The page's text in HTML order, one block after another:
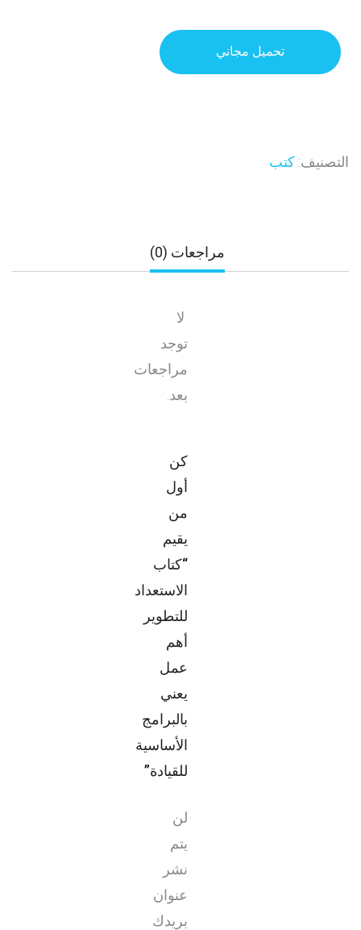
تحميل مجاني
التصنيف: كتب
مراجعات (0)
لا
توجد
مراجعات
بعد.
كن
أول
من
يقيم
“كتاب
الاستعداد
للتطوير
أهم
عمل
يعني
بالبرامج
الأساسية
للقيادة”
لن
يتم
نشر
عنوان
بريدك